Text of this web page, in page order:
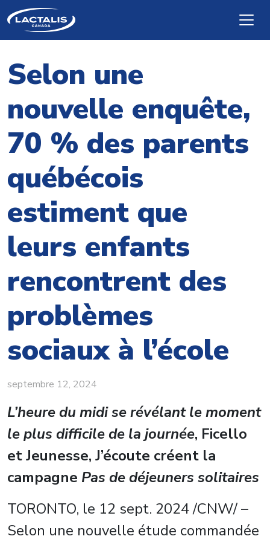
Skip to main content
Selon une
nouvelle enquête,
70 % des parents
québécois
estiment que
leurs enfants
rencontrent des
problèmes
sociaux à l’école
septembre 12, 2024
L’heure du midi se révélant le moment
le plus difficile de la journée, Ficello
et Jeunesse, J’écoute créent la
campagne Pas de déjeuners solitaires
TORONTO, le 12 sept. 2024/CNW/ –
Selon une nouvelle étude commandée